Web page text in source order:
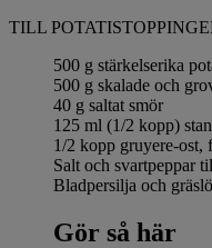
TILL
500 g stärkelserika
500 g skalade och
40 g saltat smör
125 ml (1/2 kopp)
1/2 kopp gruyere-ost,
Salt och svartpeppar
Bladpersilja och
Gör så här